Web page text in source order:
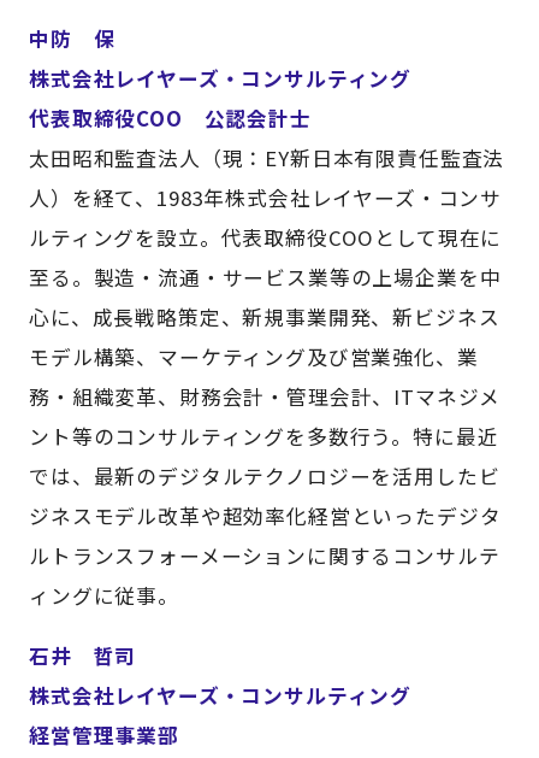
中防 保
株式会社レイヤーズ・コンサルティング
代表取締役COO 公認会計士
太田昭和監査法人（現：EY新日本有限責任監査法
人）を経て、1983年株式会社レイヤーズ・コンサ
ルティングを設立。代表取締役COOとして現在に
至る。製造・流通・サービス業等の上場企業を中
心に、成長戦略策定、新規事業開発、新ビジネス
モデル構築、マーケティング及び営業強化、業
務・組織変革、財務会計・管理会計、ITマネジメ
ント等のコンサルティングを多数行う。特に最近
では、最新のデジタルテクノロジーを活用したビ
ジネスモデル改革や超効率化経営といったデジタ
ルトランスフォーメーションに関するコンサルテ
ィングに従事。
石井 哲司
株式会社レイヤーズ・コンサルティング
経営管理事業部